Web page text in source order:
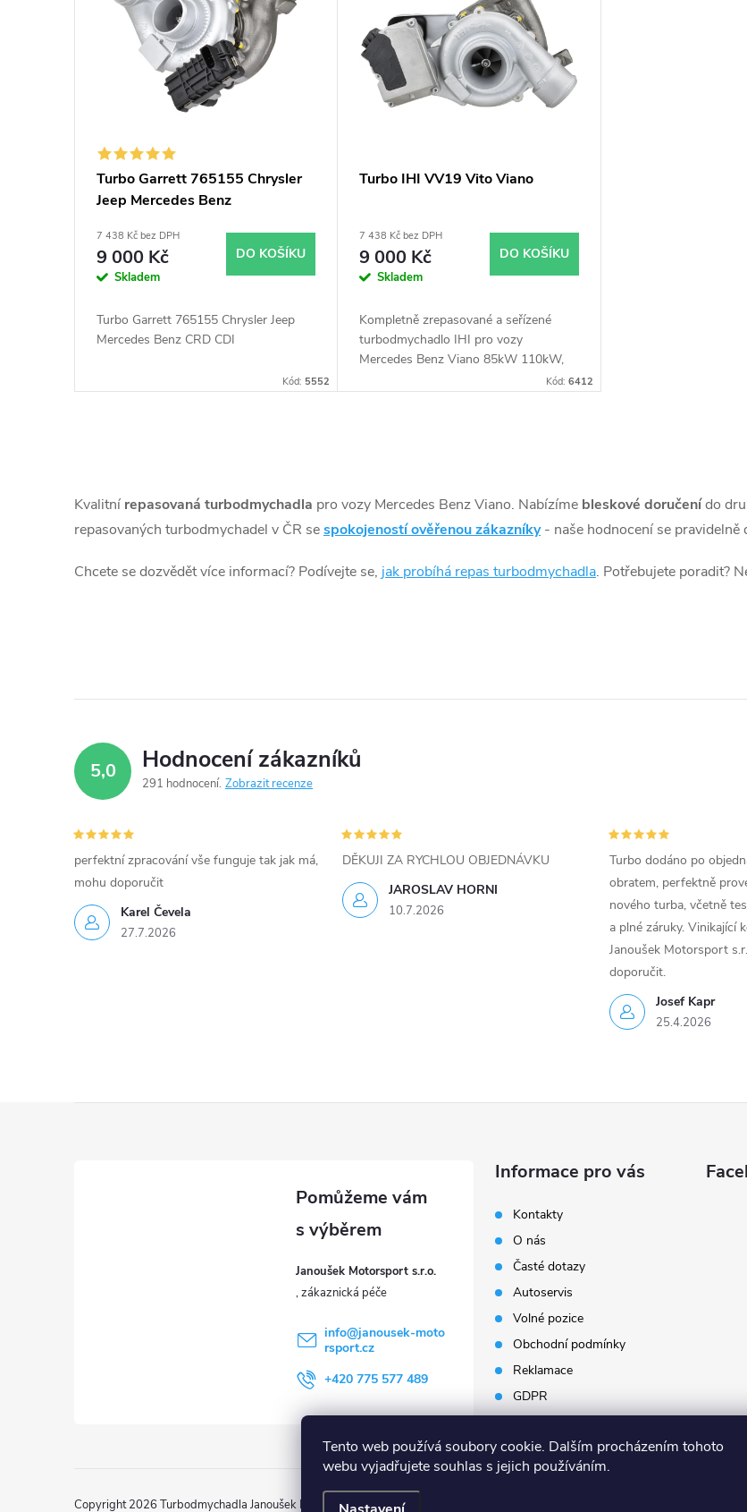
Tento web používá soubory cookie. Dalším procházením tohoto
webu vyjadřujete souhlas s jejich používáním.
k
ů
Turbo Garrett 765155 Chrysler
Jeep Mercedes Benz
7 438 Kč bez DPH
9 000 Kč
Skladem
DO KOŠÍKU
Turbo Garrett 765155 Chrysler Jeep
Mercedes Benz CRD CDI
Kód: 5552
Turbo IHI VV19 Vito Viano
7 438 Kč bez DPH
9 000 Kč
Skladem
DO KOŠÍKU
Kompletně zrepasované a seřízené
turbodmychadlo IHI pro vozy
Mercedes Benz Viano 85kW 110kW,
Vito 70kW 85kW 110kW 165kWKód: 6412
v
l
á
í
p
r
k
y
v
u
Kvalitní repasovaná turbodmychadla pro vozy Mercedes Benz Viano. Nabízíme bleskové doručenído
repasovaných turbodmychadel v ČR sespokojeností ověřenou zákazníky - naše hodnocení se pravidelně
Chcete se dozvědět více informací? Podívejte se, jak probíhá repas turbodmychadla. Potřebujete poradit?
5,0 Hodnocení zákazníků
291 hodnocení Zobrazit recenze
Karel Čevela
27.7.2026
perfektní zpracování vše funguje tak jak má,
mohu doporučit
JAROSLAV HORNI
10.7.2026
DĚKUJI ZA RYCHLOU OBJEDNÁVKU
Josef Kapr
25.4.2026
Turbo dodáno po
obratem, perfektně
nového turba, včetně
a plné záruky. Vinikající
Janoušek Motorsport
doporučit.
Janoušek Motorsport s.r.o.
info@janousek-moto
rsport.cz
+420 775 577 489
Informace pro vás
Kontakty
O nás
Časté dotazy
Autoservis
Volné pozice
Obchodní podmínky
Reklamace
GDPR
Motorsport Český Krumlov
Copyright 2026 Turbodmychadla Janoušek Motorsport s.r.o.. Všechna práva vyhrazena.